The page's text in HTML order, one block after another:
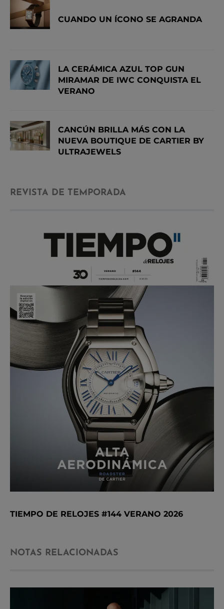
CUANDO UN ÍCONO SE AGRANDA
LA CERÁMICA AZUL TOP GUN
MIRAMAR DE IWC CONQUISTA EL
VERANO
CANCÚN BRILLA MÁS CON LA
NUEVA BOUTIQUE DE CARTIER BY
ULTRAJEWELS
REVISTA DE TEMPORADA
TIEMPO DE RELOJES #144 VERANO 2026
NOTAS RELACIONADAS